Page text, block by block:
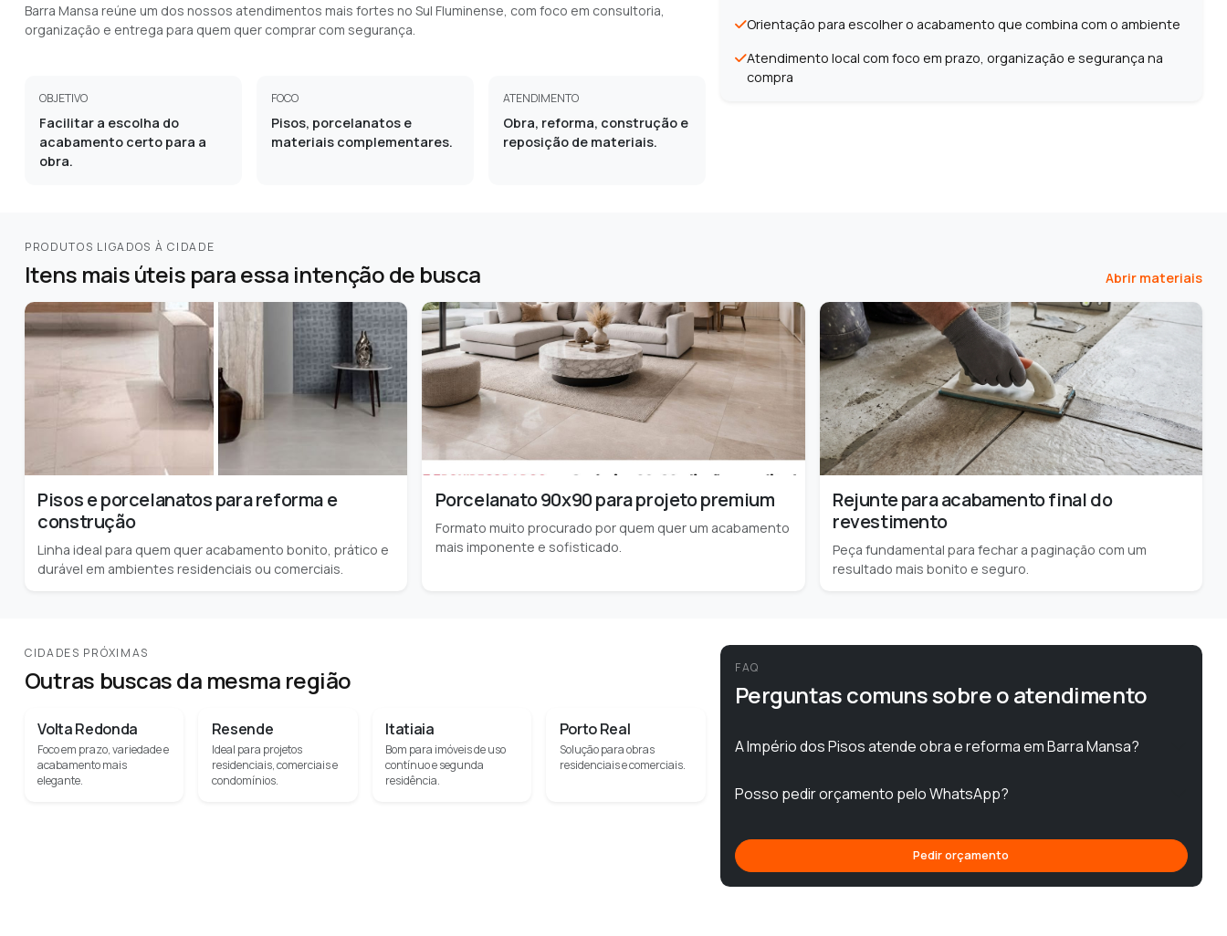
Barra Mansa reúne um dos nossos atendimentos mais fortes no Sul Fluminense, com foco em consultoria,
organização e entrega para quem quer comprar com segurança.
OBJETIVO
Facilitar a escolha do
acabamento certo para a
obra.
FOCO
Pisos, porcelanatos e
materiais complementares.
ATENDIMENTO
Obra, reforma, construção e
reposição de materiais.
Orientação para escolher o acabamento que combina com o ambiente
Atendimento local com foco em prazo, organização e segurança na
compra
PRODUTOS LIGADOS À CIDADE
Itens mais úteis para essa intenção de busca Abrir materiais
Pisos e porcelanatos para reforma e
construção
Linha ideal para quem quer acabamento bonito, prático e
durável em ambientes residenciais ou comerciais.
Porcelanato 90x90 para projeto premium
Formato muito procurado por quem quer um acabamento
mais imponente e sofisticado.
Rejunte para acabamento final do
revestimento
Peça fundamental para fechar a paginação com um
resultado mais bonito e seguro.
CIDADES PRÓXIMAS
Outras buscas da mesma região
Volta Redonda
Foco em prazo, variedade e
acabamento mais
elegante.
Resende
Ideal para projetos
residenciais, comerciais e
condomínios.
Itatiaia
Bom para imóveis de uso
contínuo e segunda
residência.
Porto Real
Solução para obras
residenciais e comerciais.
FAQ
Perguntas comuns sobre o atendimento
A Império dos Pisos atende obra e reforma em Barra Mansa?
Posso pedir orçamento pelo WhatsApp?
Pedir orçamento